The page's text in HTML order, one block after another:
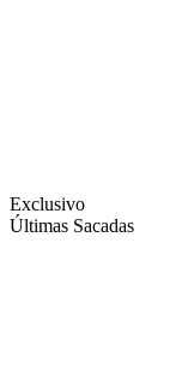
Exclusivo
Últimas Sacadas